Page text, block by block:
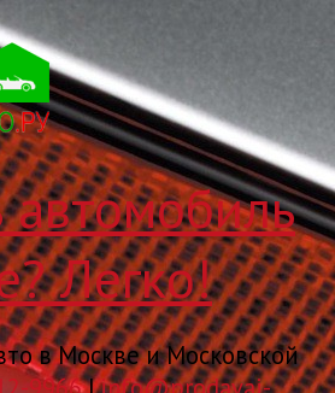
Легко!
в Москве и Московской